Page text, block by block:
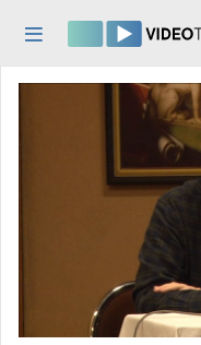
Organizations